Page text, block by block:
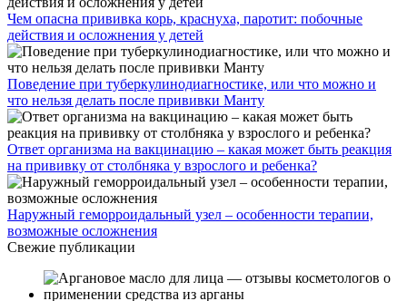
Чем опасна прививка корь, краснуха, паротит: побочные
действия и осложнения у детей
Поведение при туберкулинодиагностике, или что можно и
что нельзя делать после прививки Манту
Ответ организма на вакцинацию – какая может быть реакция
на прививку от столбняка у взрослого и ребенка?
Наружный геморроидальный узел – особенности терапии,
возможные осложнения
Свежие публикации